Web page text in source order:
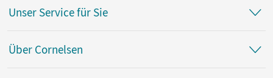
Unser Service für Sie
Über Cornelsen